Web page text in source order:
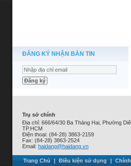
ĐĂNG KÝ NHẬN BẢN TIN
Trụ sở chính
Địa chỉ: 666/64/30 Ba Tháng Hai, Phường
TP.HCM
Điện thoại: (84-28) 3863-2159
Fax: (84-28) 3863-2524
Email: haidang@haidang.vn
Trang Chủ | Điều kiện sử dụng |